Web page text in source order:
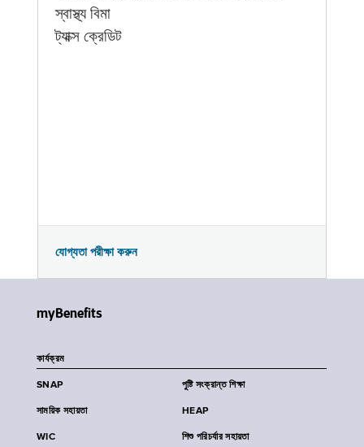
স্বাস্থ্য বিমা
ট্যাক্স ক্রেডিট
যোগ্যতা পরীক্ষা করুন
myBenefits
কার্যক্রম
SNAP পুষ্টি সংক্রান্ত শিক্ষা
সাময়িক সহায়তা HEAP
WIC শিশু পরিচর্যার সহায়তা